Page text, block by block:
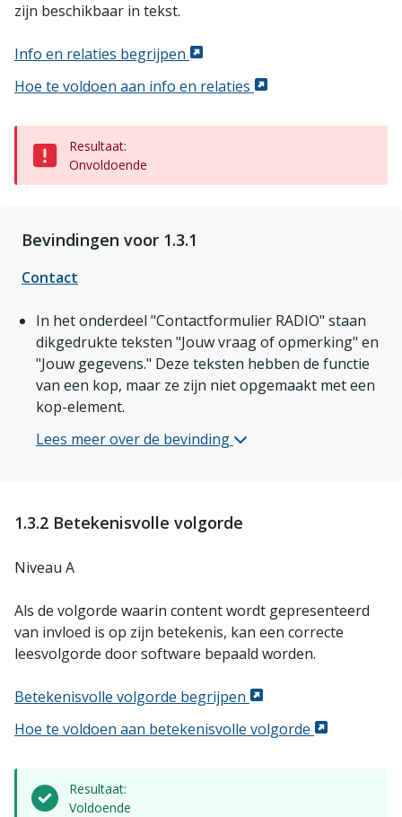
zijn beschikbaar in tekst.
Info en relaties begrijpen
Hoe te voldoen aan info en relaties
Resultaat:
Onvoldoende
Bevindingen voor 1.3.1
Contact
In het onderdeel "Contactformulier RADIO" staan
dikgedrukte teksten "Jouw vraag of opmerking" en
"Jouw gegevens." Deze teksten hebben de functie
van een kop, maar ze zijn niet opgemaakt met een
kop-element.
Lees meer over de bevinding Contact 1 bij het
1.3.2 Betekenisvolle volgorde
Niveau A
Als de volgorde waarin content wordt gepresenteerd
van invloed is op zijn betekenis, kan een correcte
leesvolgorde door software bepaald worden.
Betekenisvolle volgorde begrijpen
Hoe te voldoen aan betekenisvolle volgorde
Resultaat:
Voldoende